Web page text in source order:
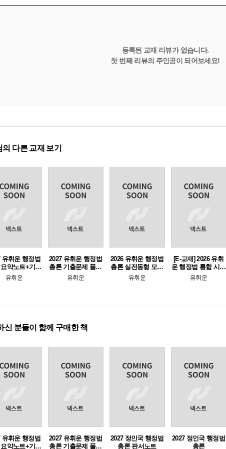
등록된 교재 리뷰가 없습니다.
첫 번째 리뷰의 주인공이 되어보세요!
다른 교재 보기
유휘운 행정법
약노트+기출
문제 (요플)
유휘운
2027 유휘운 행정법
총론 기출문제 풀어
주는 기본서 (기풀
기)
유휘운
2026 유휘운 행정법
총론 실전동형 모의
고사
유휘운
[E-교재] 2026 유휘
운 행정법 통합 시행
처별 기출문제집(5
개년)
유휘운
신 분들이 함께 구매한 책
유휘운 행정법
약노트+기출
2027 유휘운 행정법
총론 기출문제 풀어
2027 정인국 행정법
총론 판서노트
2027 정인국 행정법
총론